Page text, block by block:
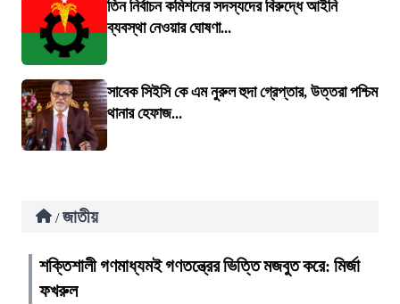
তিন নির্বাচন কমিশনের সদস্যদের বিরুদ্ধে আইনি
ব্যবস্থা নেওয়ার ঘোষণা...
সাবেক সিইসি কে এম নুরুল হুদা গ্রেপ্তার, উত্তরা পশ্চিম
থানার হেফাজ...
/ জাতীয়
শক্তিশালী গণমাধ্যমই গণতন্ত্রের ভিত্তি মজবুত করে: মির্জা
ফখরুল